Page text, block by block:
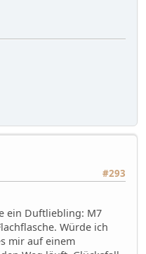
#293
ein Duftliebling: M7
Würde ich
mir auf einem